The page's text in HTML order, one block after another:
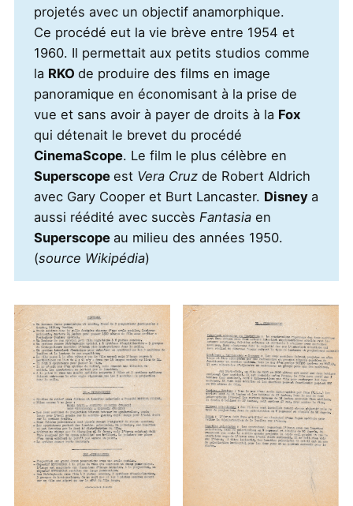
projetés avec un objectif anamorphique.
Ce procédé eut la vie brève entre 1954 et
1960. Il permettait aux petits studios comme
la RKO de produire des films en image
panoramique en économisant à la prise de
vue et sans avoir à payer de droits à la Fox
qui détenait le brevet du procédé
CinemaScope. Le film le plus célèbre en
Superscope est Vera Cruzde Robert Aldrich
avec Gary Cooper et Burt Lancaster. Disney a
aussi réédité avec succès Fantasiaen
Superscope au milieu des années 1950.
(source Wikipédia)